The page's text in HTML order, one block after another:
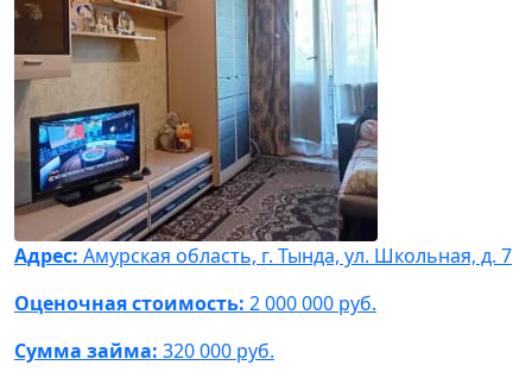
Адрес: Амурская область, г. Тында, ул. Школьная, д. 7
Оценочная стоимость: 2 000 000 руб.
Сумма займа: 320 000 руб.